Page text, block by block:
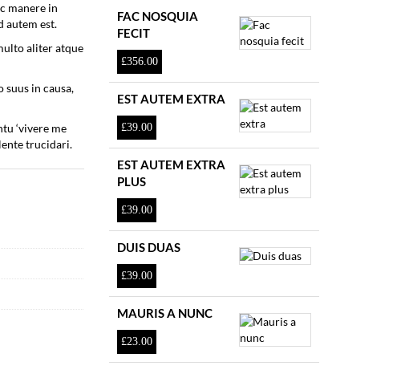
manere in
autem est.
aliter atque
in causa,
‘vivere me
trucidari.
FAC NOSQUIA
FECIT
£356.00
EST AUTEM EXTRA
£39.00
EST AUTEM EXTRA
PLUS
£39.00
DUIS DUAS
£39.00
MAURIS A NUNC
£23.00